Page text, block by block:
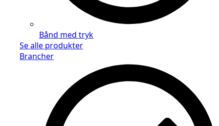
Bånd med tryk
Se alle produkter
Brancher